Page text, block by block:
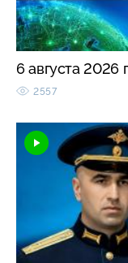
6 августа 2026
2557